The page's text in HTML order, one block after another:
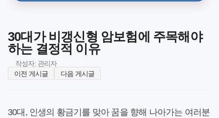
30대가 비갱신형 암보험에 주목해야
하는 결정적 이유
작성자: 관리자
이전 게시글
다음 게시글
30대, 인생의 황금기를 맞아 꿈을 향해 나아가는 여러분